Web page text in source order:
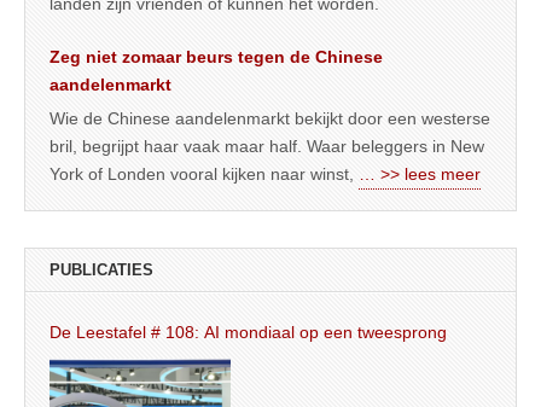
landen zijn vrienden of kunnen het worden.
Zeg niet zomaar beurs tegen de Chinese
aandelenmarkt
Wie de Chinese aandelenmarkt bekijkt door een westerse
bril, begrijpt haar vaak maar half. Waar beleggers in New
York of Londen vooral kijken naar winst, … >> lees meer
PUBLICATIES
De Leestafel # 108: AI mondiaal op een tweesprong